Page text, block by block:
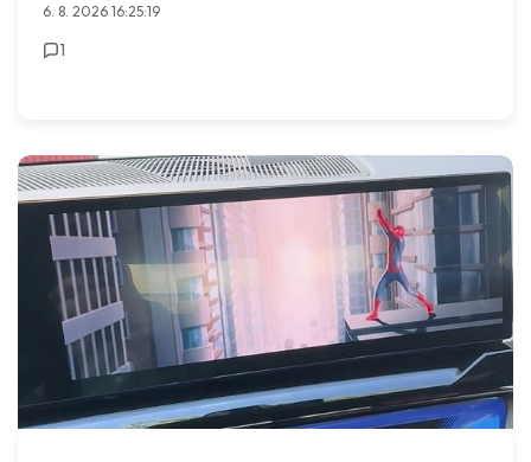
6. 8. 2026 16:25:19
1